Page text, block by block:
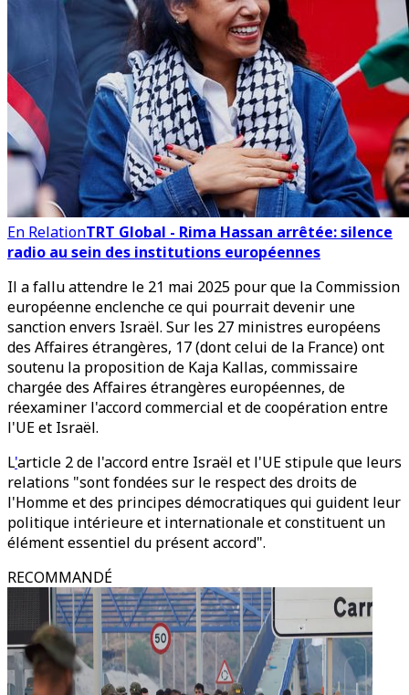
En RelationTRT Global - Rima Hassan arrêtée: silence
radio au sein des institutions européennes
Il a fallu attendre le 21 mai 2025 pour que la Commission
européenne enclenche ce qui pourrait devenir une
sanction envers Israël. Sur les 27 ministres européens
des Affaires étrangères, 17 (dont celui de la France) ont
soutenu la proposition de Kaja Kallas, commissaire
chargée des Affaires étrangères européennes, de
réexaminer l'accord commercial et de coopération entre
l'UE et Israël.
L'article 2 de l'accord entre Israël et l'UE stipule que leurs
relations "sont fondées sur le respect des droits de
l'Homme et des principes démocratiques qui guident leur
politique intérieure et internationale et constituent un
élément essentiel du présent accord".
RECOMMANDÉ